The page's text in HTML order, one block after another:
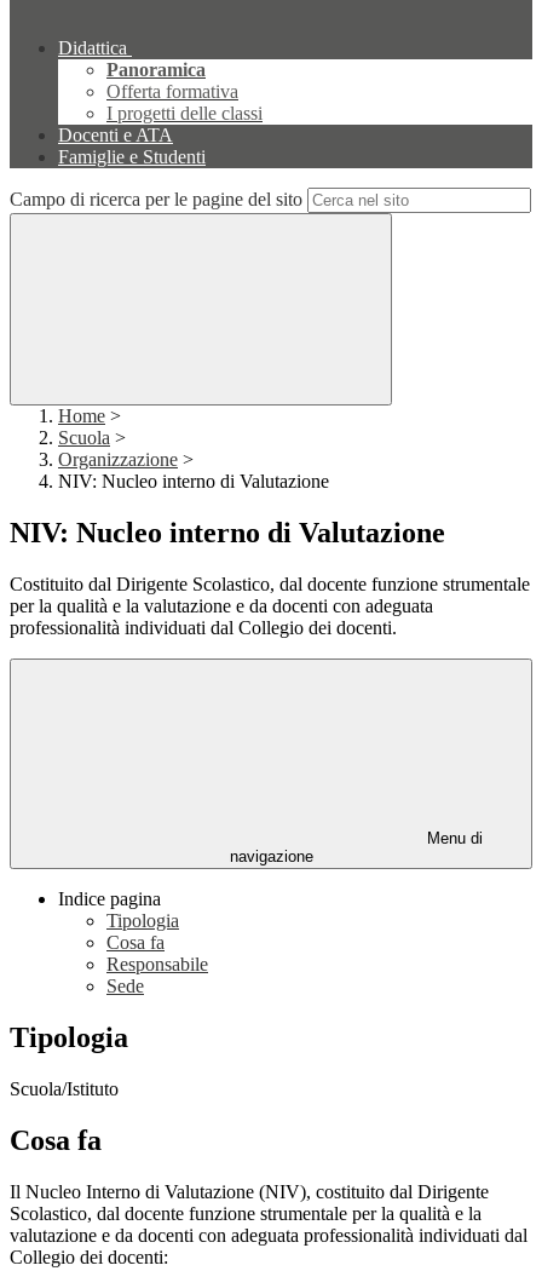
Didattica
Panoramica
Offerta formativa
I progetti delle classi
Docenti e ATA
Famiglie e Studenti
Campo di ricerca per le pagine del sito
Home >
Scuola >
Organizzazione >
NIV: Nucleo interno di Valutazione
NIV: Nucleo interno di Valutazione
Costituito dal Dirigente Scolastico, dal docente funzione strumentale
per la qualità e la valutazione e da docenti con adeguata
professionalità individuati dal Collegio dei docenti.
Menu di
navigazione
Indice pagina
Tipologia
Cosa fa
Responsabile
Sede
Tipologia
Scuola/Istituto
Cosa fa
Il Nucleo Interno di Valutazione (NIV), costituito dal Dirigente
Scolastico, dal docente funzione strumentale per la qualità e la
valutazione e da docenti con adeguata professionalità individuati dal
Collegio dei docenti: